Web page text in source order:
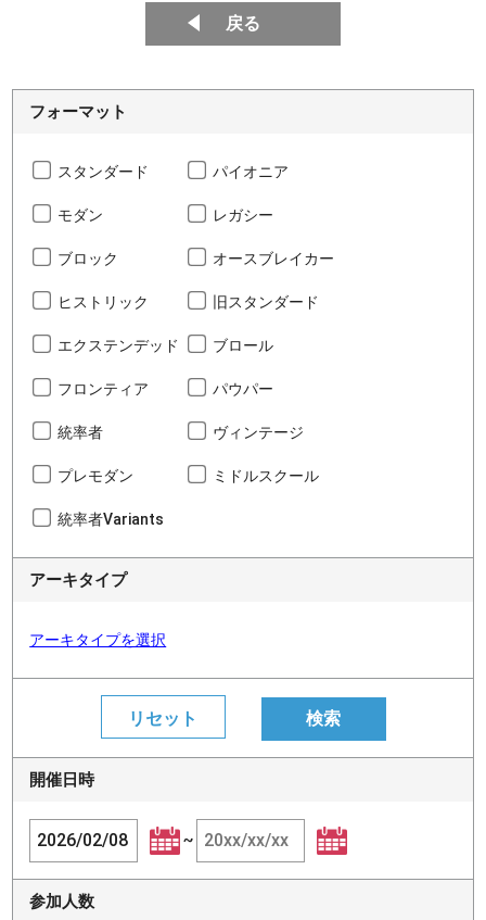
戻る
フォーマット
スタンダード パイオニア
モダン レガシー
ブロック オースブレイカー
ヒストリック 旧スタンダード
エクステンデッド ブロール
フロンティア パウパー
統率者 ヴィンテージ
プレモダン ミドルスクール
統率者Variants
アーキタイプ
アーキタイプを選択
開催日時
~
参加人数